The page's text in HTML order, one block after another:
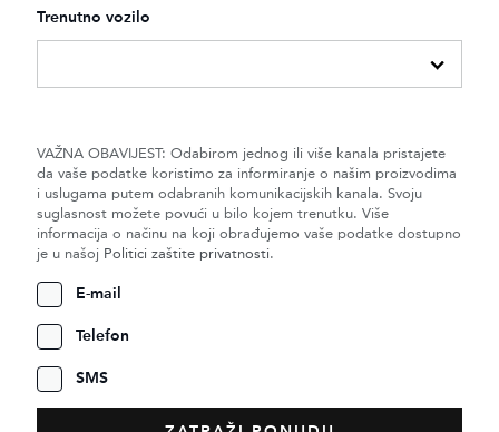
Trenutno vozilo
VAŽNA OBAVIJEST: Odabirom jednog ili više kanala pristajete
da vaše podatke koristimo za informiranje o našim proizvodima
i uslugama putem odabranih komunikacijskih kanala. Svoju
suglasnost možete povući u bilo kojem trenutku. Više
informacija o načinu na koji obrađujemo vaše podatke dostupno
je u našoj Politici zaštite privatnosti.
E-mail
Telefon
SMS